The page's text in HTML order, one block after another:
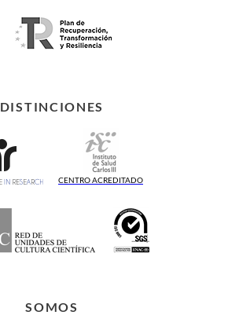
DISTINCIONES
CENTRO ACREDITADO
SOMOS